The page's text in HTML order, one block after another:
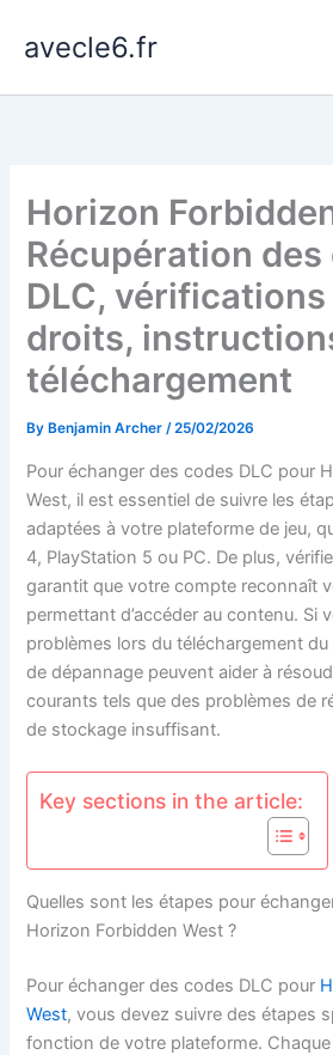
avecle6.fr
Horizon
Récupération des
DLC, vérifications
droits,
téléchargement
By Benjamin Archer/25/02/2026
Pour échanger des codes DLC pour
West, il est essentiel de suivre les
adaptées à votre plateforme de jeu,
4, PlayStation 5 ou PC. De plus,
garantit que votre compte reconnaît
permettant d’accéder au contenu. Si
problèmes lors du téléchargement
de dépannage peuvent aider à
courants tels que des problèmes de
de stockage insuffisant.
Key sections in the article:
Quelles sont les étapes pour
Horizon Forbidden West ?
Pour échanger des codes DLC pour
West, vous devez suivre des étapes
fonction de votre plateforme.